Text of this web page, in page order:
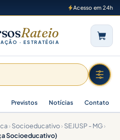
Acesso em 24h
Rateio
· ESTRATÉGIA
Previstos Notícias Contato
› Socioeducativo› SEJUSP - MG›
Socioeducativo)